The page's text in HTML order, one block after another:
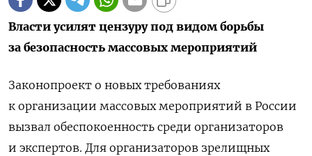
Власти усилят цензуру под видом борьбы
за безопасность массовых мероприятий
Законопроект о новых требованиях
к организации массовых мероприятий в России
вызвал обеспокоенность среди организаторов
и экспертов. Для организаторов зрелищных